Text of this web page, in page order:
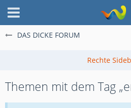
DAS DICKE FORUM
Themen mit dem Tag